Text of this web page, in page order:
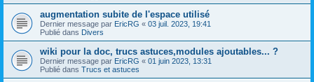
augmentation subite de l'espace utilisé
Dernier message par EricRG « 03 juil. 2023, 19:41
Publié dans Divers
wiki pour la doc, trucs astuces,modules ajoutables... ?
Dernier message par EricRG « 01 juin 2023, 13:31
Publié dans Trucs et astuces